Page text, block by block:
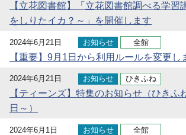
【立花図書館】「立花図書館調べる学習
をしりたイカ？～」を開催します
2024年6月21日 お知らせ 全館
【重要】9月1日から利用ルールを変更し
2024年6月21日 お知らせ ひきふね
【ティーンズ】特集のお知らせ（ひきふ
日～）
2024年6月1日 お知らせ 全館